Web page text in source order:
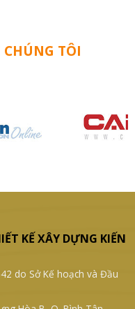
TÔI
KẾ XÂY DỰNG KIẾN
do Sở Kế hoạch và Đầu
Hòa B, Q. Bình Tân,